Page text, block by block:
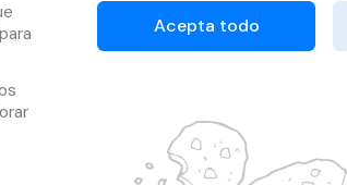
Condiciones contractuales
Acepta todo